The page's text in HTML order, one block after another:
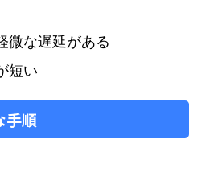
微な遅延がある
短い
手順